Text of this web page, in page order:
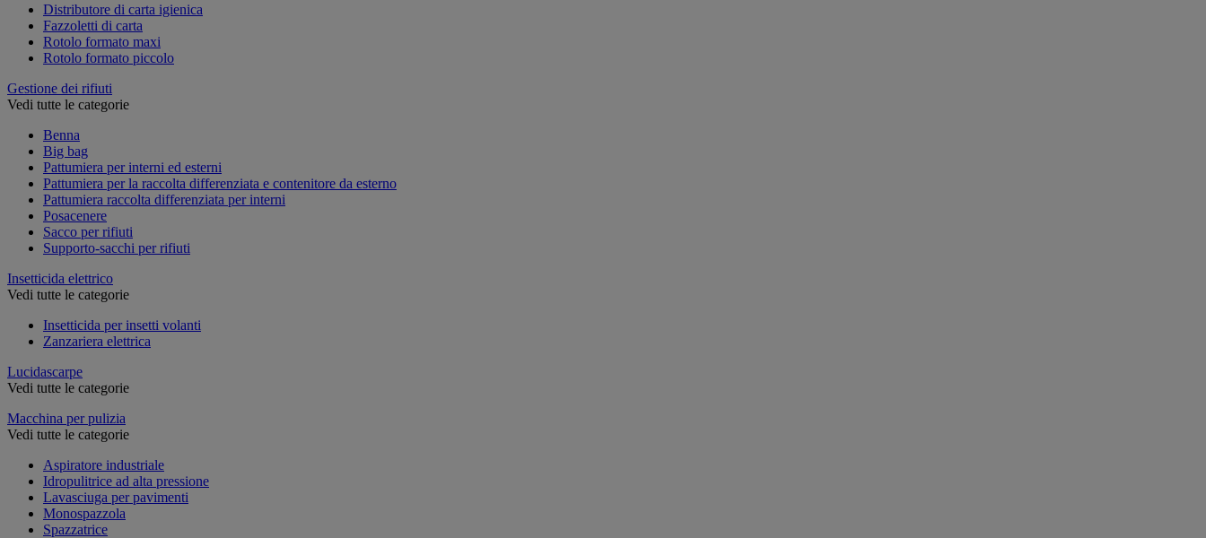
Distributore di carta igienica
Fazzoletti di carta
Rotolo formato maxi
Rotolo formato piccolo
Gestione dei rifiuti
Vedi tutte le categorie
Benna
Big bag
Pattumiera per interni ed esterni
Pattumiera per la raccolta differenziata e contenitore da esterno
Pattumiera raccolta differenziata per interni
Posacenere
Sacco per rifiuti
Supporto-sacchi per rifiuti
Insetticida elettrico
Vedi tutte le categorie
Insetticida per insetti volanti
Zanzariera elettrica
Lucidascarpe
Vedi tutte le categorie
Macchina per pulizia
Vedi tutte le categorie
Aspiratore industriale
Idropulitrice ad alta pressione
Lavasciuga per pavimenti
Monospazzola
Spazzatrice